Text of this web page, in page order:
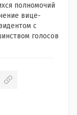
полномочий
вице-
с
голосов